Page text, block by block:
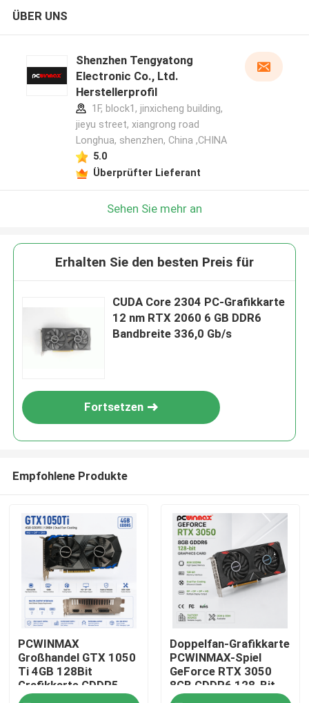
ÜBER UNS
Shenzhen Tengyatong
Electronic Co., Ltd.
Herstellerprofil
1F, block1, jinxicheng building,
jieyu street, xiangrong road
Longhua, shenzhen, China ,CHINA
5.0
Überprüfter Lieferant
Sehen Sie mehr an
Erhalten Sie den besten Preis für
CUDA Core 2304 PC-Grafikkarte
12 nm RTX 2060 6 GB DDR6
Bandbreite 336,0 Gb/s
Fortsetzen
Empfohlene Produkte
PCWINMAX
Großhandel GTX 1050
Ti 4GB 128Bit
Grafikkarte GDDR5
Low Power GPU mit
Doppelfan-Grafikkarte
PCWINMAX-Spiel
GeForce RTX 3050
8GB GDDR6 128-Bit
HD/DP PCIe 4 für PC